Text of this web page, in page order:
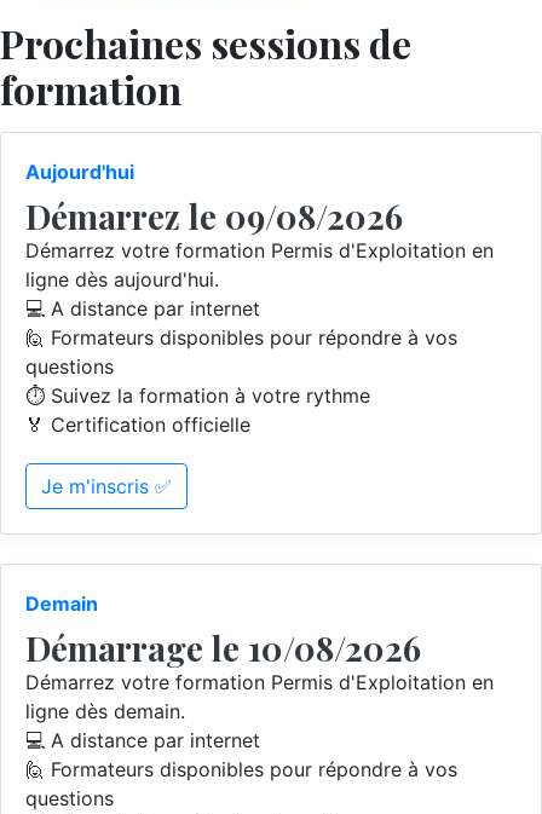
Prochaines sessions de
formation
Aujourd'hui
Démarrez le 09/08/2026
Démarrez votre formation Permis d'Exploitation en
ligne dès aujourd'hui.
💻 A distance par internet
🙋 Formateurs disponibles pour répondre à vos
questions
⏱️ Suivez la formation à votre rythme
🏅 Certification officielle
Je m'inscris ✅
Demain
Démarrage le 10/08/2026
Démarrez votre formation Permis d'Exploitation en
ligne dès demain.
💻 A distance par internet
🙋 Formateurs disponibles pour répondre à vos
questions